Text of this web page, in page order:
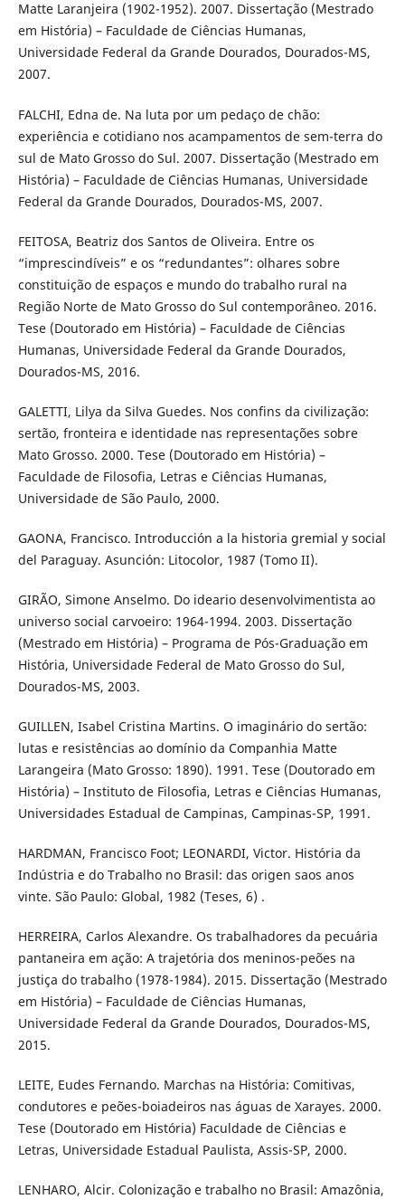
Matte Laranjeira (1902-1952). 2007. Dissertação (Mestrado
em História) – Faculdade de Ciências Humanas,
Universidade Federal da Grande Dourados, Dourados-MS,
2007.
FALCHI, Edna de. Na luta por um pedaço de chão:
experiência e cotidiano nos acampamentos de sem-terra do
sul de Mato Grosso do Sul. 2007. Dissertação (Mestrado em
História) – Faculdade de Ciências Humanas, Universidade
Federal da Grande Dourados, Dourados-MS, 2007.
FEITOSA, Beatriz dos Santos de Oliveira. Entre os
“imprescindíveis” e os “redundantes”: olhares sobre
constituição de espaços e mundo do trabalho rural na
Região Norte de Mato Grosso do Sul contemporâneo. 2016.
Tese (Doutorado em História) – Faculdade de Ciências
Humanas, Universidade Federal da Grande Dourados,
Dourados-MS, 2016.
GALETTI, Lilya da Silva Guedes. Nos confins da civilização:
sertão, fronteira e identidade nas representações sobre
Mato Grosso. 2000. Tese (Doutorado em História) –
Faculdade de Filosofia, Letras e Ciências Humanas,
Universidade de São Paulo, 2000.
GAONA, Francisco. Introducción a la historia gremial y social
del Paraguay. Asunción: Litocolor, 1987 (Tomo II).
GIRÃO, Simone Anselmo. Do ideario desenvolvimentista ao
universo social carvoeiro: 1964-1994. 2003. Dissertação
(Mestrado em História) – Programa de Pós-Graduação em
História, Universidade Federal de Mato Grosso do Sul,
Dourados-MS, 2003.
GUILLEN, Isabel Cristina Martins. O imaginário do sertão:
lutas e resistências ao domínio da Companhia Matte
Larangeira (Mato Grosso: 1890). 1991. Tese (Doutorado em
História) – Instituto de Filosofia, Letras e Ciências Humanas,
Universidades Estadual de Campinas, Campinas-SP, 1991.
HARDMAN, Francisco Foot; LEONARDI, Victor. História da
Indústria e do Trabalho no Brasil: das origen saos anos
vinte. São Paulo: Global, 1982 (Teses, 6) .
HERREIRA, Carlos Alexandre. Os trabalhadores da pecuária
pantaneira em ação: A trajetória dos meninos-peões na
justiça do trabalho (1978-1984). 2015. Dissertação (Mestrado
em História) – Faculdade de Ciências Humanas,
Universidade Federal da Grande Dourados, Dourados-MS,
2015.
LEITE, Eudes Fernando. Marchas na História: Comitivas,
condutores e peões-boiadeiros nas águas de Xarayes. 2000.
Tese (Doutorado em História) Faculdade de Ciências e
Letras, Universidade Estadual Paulista, Assis-SP, 2000.
LENHARO, Alcir. Colonização e trabalho no Brasil: Amazônia,